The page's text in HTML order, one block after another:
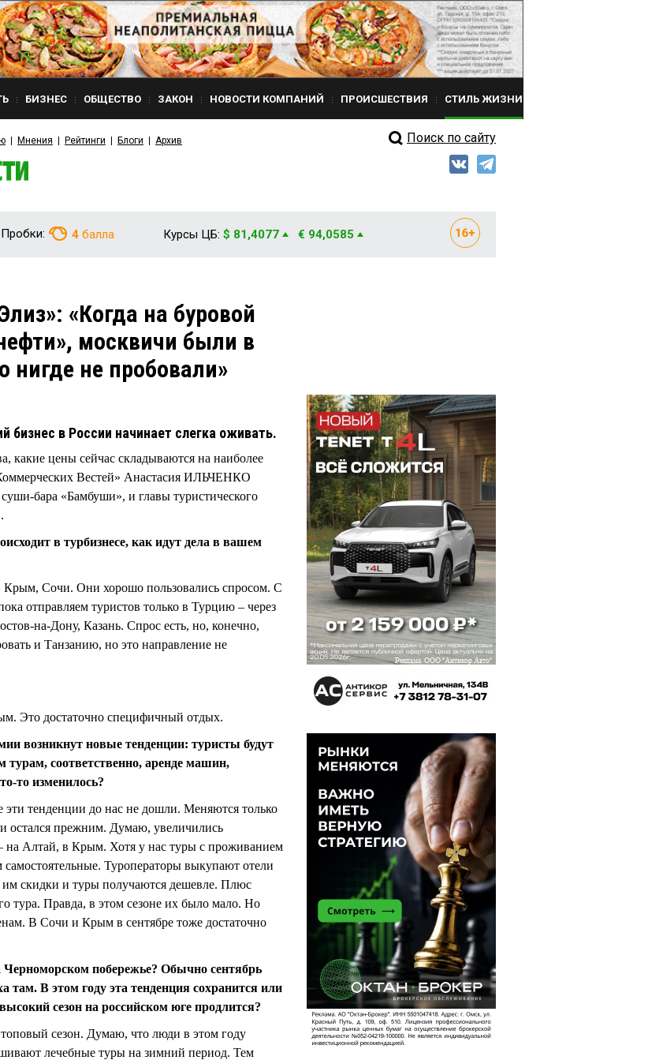
БИЗНЕС ОБЩЕСТВО ЗАКОН НОВОСТИ КОМПАНИЙ ПРОИСШЕСТВИЯ СТИЛЬ ЖИЗНИ
Мнения Рейтинги Блоги Архив Поиск по сайту
Пробки: 4 балла Курсы ЦБ: $ 81,4077 € 94,0585
«Когда на буровой
москвичи были в
нигде не пробовали»
бизнес в России начинает слегка оживать.
какие цены сейчас складываются на наиболее
Вестей» Анастасия ИЛЬЧЕНКО
бара «Бамбуши», и главы туристического
в турбизнесе, как идут дела в вашем
Сочи. Они хорошо пользовались спросом. С
отправляем туристов только в Турцию – через
на-Дону, Казань. Спрос есть, но, конечно,
и Танзанию, но это направление не
Это достаточно специфичный отдых.
возникнут новые тенденции: туристы будут
турам, соответственно, аренде машин,
то изменилось?
тенденции до нас не дошли. Меняются только
остался прежним. Думаю, увеличились
на Алтай, в Крым. Хотя у нас туры с проживанием
Туроператоры выкупают отели
им скидки и туры получаются дешевле. Плюс
тура. Правда, в этом сезоне их было мало. Но
В Сочи и Крым в сентябре тоже достаточно
Черноморском побережье? Обычно сентябрь
В этом году эта тенденция сохранится или
сезон на российском юге продлится?
сезон. Думаю, что люди в этом году
лечебные туры на зимний период. Тем